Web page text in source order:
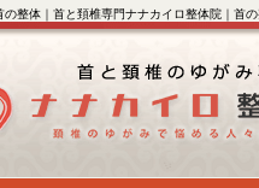
の整体｜首と頚椎専門ナナカイロ整体院｜首